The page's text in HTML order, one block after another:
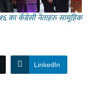
का कँग्रेसी नेताहरु सामूहिक
LinkedIn